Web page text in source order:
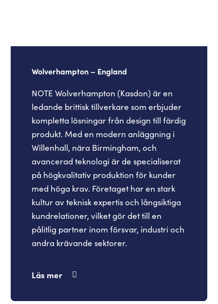
Wolverhampton – England
NOTE Wolverhampton (Kasdon) är en
ledande brittisk tillverkare som erbjuder
kompletta lösningar från design till färdig
produkt. Med en modern anläggning i
Willenhall, nära Birmingham, och
avancerad teknologi är de specialiserat
på högkvalitativ produktion för kunder
med höga krav. Företaget har en stark
kultur av teknisk expertis och långsiktiga
kundrelationer, vilket gör det till en
pålitlig partner inom försvar, industri och
andra krävande sektorer.
Läs mer